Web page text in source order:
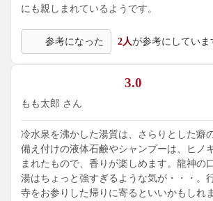
にも親しまれているようです。
参考になった 2人が参考にしていま
3.0
もも太郎 さん
冷水泉を沸かした湯質は、さらりとした癖
備え付けの液体石鹸やシャンプーは、ヒノ
まれたもので、香りが楽しめます。龍神の
湯はちょっと強すぎるような気が・・・。
寺をお参りした帰りに寄るといいかもしれ